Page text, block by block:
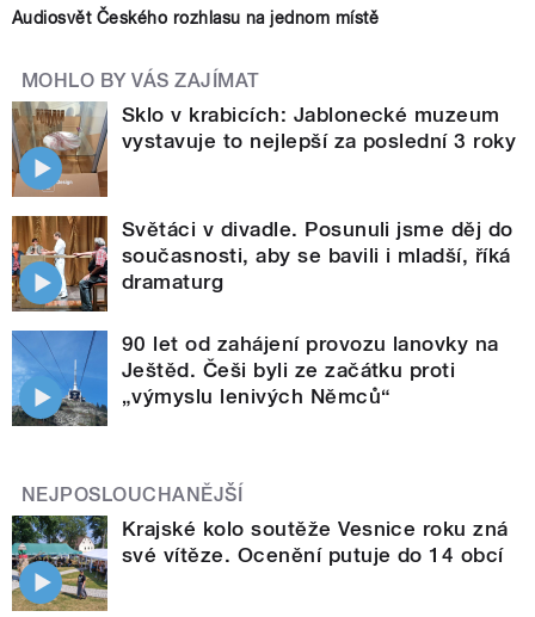
Audiosvět Českého rozhlasu na jednom místě
MOHLO BY VÁS ZAJÍMAT
Sklo v krabicích: Jablonecké muzeum
vystavuje to nejlepší za poslední 3 roky
Světáci v divadle. Posunuli jsme děj do
současnosti, aby se bavili i mladší, říká
dramaturg
90 let od zahájení provozu lanovky na
Ještěd. Češi byli ze začátku proti
„výmyslu lenivých Němců“
NEJPOSLOUCHANĚJŠÍ
Krajské kolo soutěže Vesnice roku zná
své vítěze. Ocenění putuje do 14 obcí